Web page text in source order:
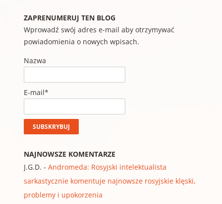
ZAPRENUMERUJ TEN BLOG
Wprowadź swój adres e-mail aby otrzymywać
powiadomienia o nowych wpisach.
Nazwa
E-mail*
NAJNOWSZE KOMENTARZE
J.G.D. - Andromeda: Rosyjski intelektualista
sarkastycznie komentuje najnowsze rosyjskie klęski,
problemy i upokorzenia